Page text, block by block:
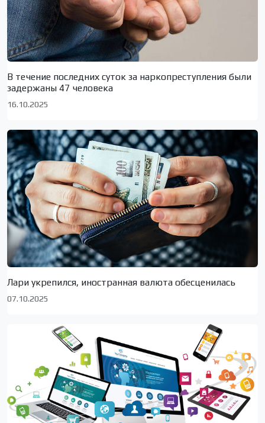
В течение последних суток за наркопреступления были
задержаны 47 человека
16.10.2025
Лари укрепился, иностранная валюта обесценилась
07.10.2025